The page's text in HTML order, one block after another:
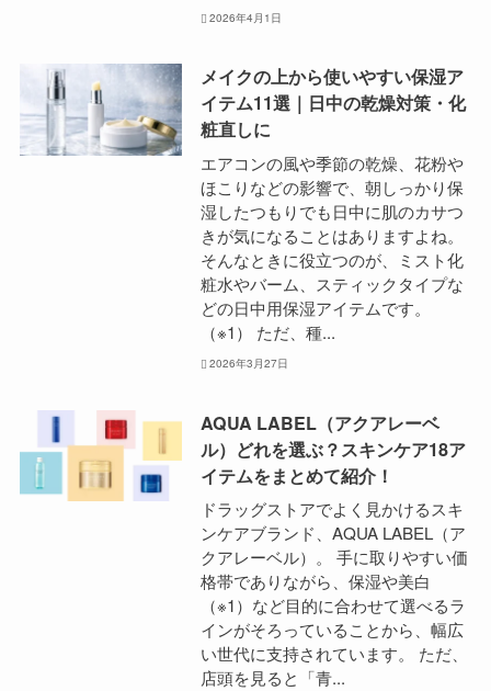
2026年4月1日
メイクの上から使いやすい保湿ア
イテム11選｜日中の乾燥対策・化
粧直しに
エアコンの風や季節の乾燥、花粉や
ほこりなどの影響で、朝しっかり保
湿したつもりでも日中に肌のカサつ
きが気になることはありますよね。
そんなときに役立つのが、ミスト化
粧水やバーム、スティックタイプな
どの日中用保湿アイテムです。
（※1） ただ、種...
2026年3月27日
AQUA LABEL（アクアレーベ
ル）どれを選ぶ？スキンケア18ア
イテムをまとめて紹介！
ドラッグストアでよく見かけるスキ
ンケアブランド、AQUA LABEL（ア
クアレーベル）。 手に取りやすい価
格帯でありながら、保湿や美白
（※1）など目的に合わせて選べるラ
インがそろっていることから、幅広
い世代に支持されています。 ただ、
店頭を見ると「青...